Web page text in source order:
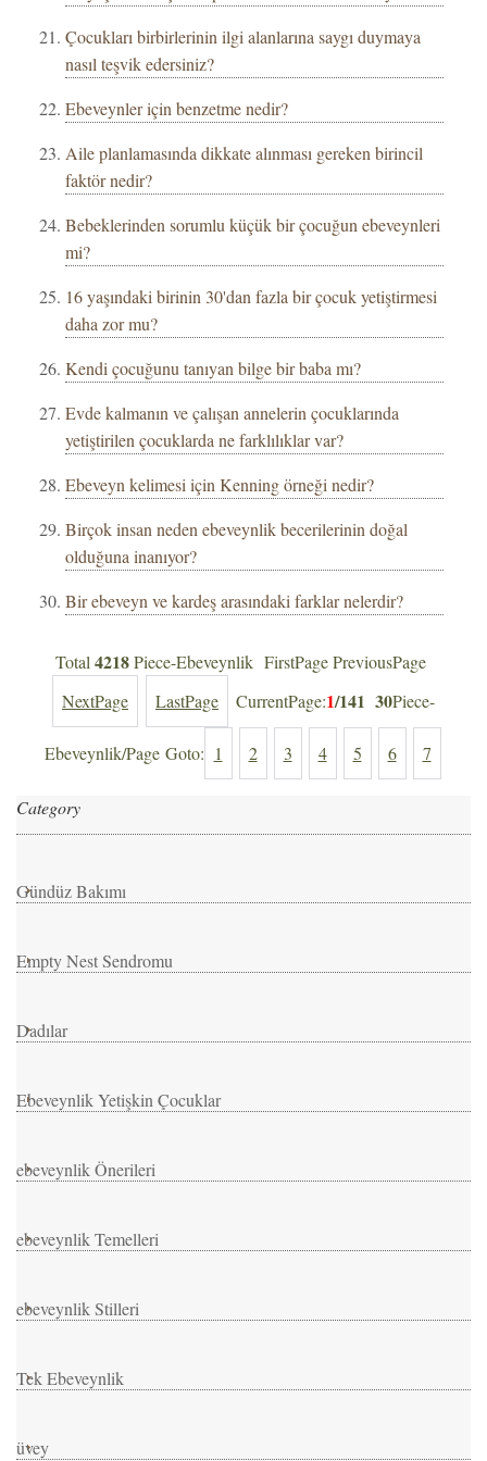
Çocukları birbirlerinin ilgi alanlarına saygı duymaya
nasıl teşvik edersiniz?
Ebeveynler için benzetme nedir?
Aile planlamasında dikkate alınması gereken birincil
faktör nedir?
Bebeklerinden sorumlu küçük bir çocuğun ebeveynleri
mi?
16 yaşındaki birinin 30'dan fazla bir çocuk yetiştirmesi
daha zor mu?
Kendi çocuğunu tanıyan bilge bir baba mı?
Evde kalmanın ve çalışan annelerin çocuklarında
yetiştirilen çocuklarda ne farklılıklar var?
Ebeveyn kelimesi için Kenning örneği nedir?
Birçok insan neden ebeveynlik becerilerinin doğal
olduğuna inanıyor?
Bir ebeveyn ve kardeş arasındaki farklar nelerdir?
Total 4218Piece-Ebeveynlik FirstPage PreviousPage
NextPage
LastPage CurrentPage:1/141 30Piece-
Ebeveynlik/Page Goto: 1 2 3 4 5 6 7
Category
Gündüz Bakımı
Empty Nest Sendromu
Dadılar
Ebeveynlik Yetişkin Çocuklar
ebeveynlik Önerileri
ebeveynlik Temelleri
ebeveynlik Stilleri
Tek Ebeveynlik
üvey